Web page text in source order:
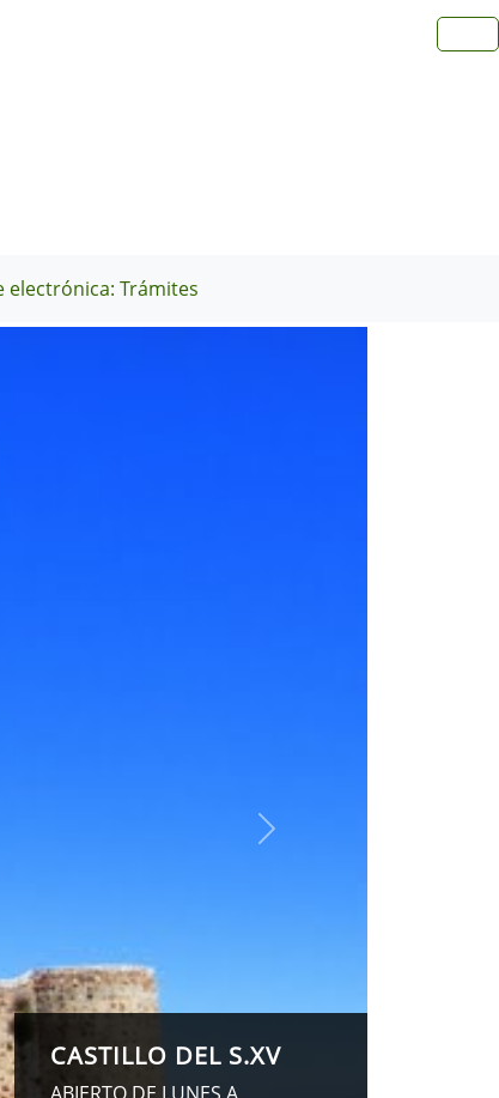
electrónica: Trámites